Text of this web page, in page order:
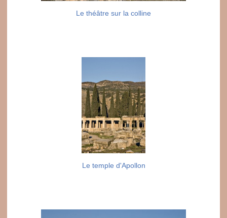
Le théâtre sur la colline
Le temple d'Apollon